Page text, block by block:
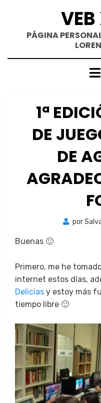
contenidoPÁGINA
1ª
DE
DE
por
Bue­nas 🙂
Primero, me he
inter­net estos días,
Deli­cias y estoy más
tiem­po libre 🙂